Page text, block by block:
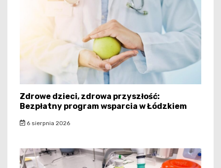
Zdrowe dzieci, zdrowa przyszłość:
Bezpłatny program wsparcia w Łódzkiem
6 sierpnia 2026